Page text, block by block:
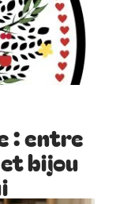
: entre
bijou